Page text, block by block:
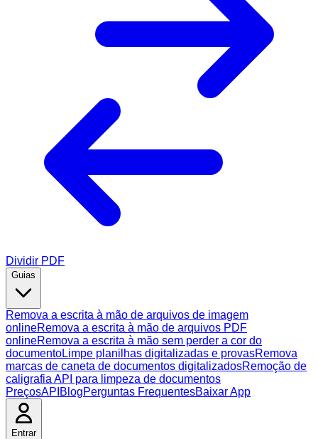
Dividir PDF
Guias
Remova a escrita à mão de arquivos de imagem
onlineRemova a escrita à mão de arquivos PDF
onlineRemova a escrita à mão sem perder a cor do
documentoLimpe planilhas digitalizadas e provasRemova
marcas de caneta de documentos digitalizadosRemoção de
caligrafia API para limpeza de documentos
PreçosAPI BlogPerguntas FrequentesBaixar App
Entrar